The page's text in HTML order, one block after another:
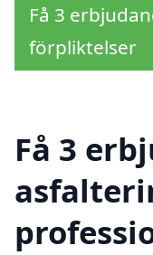
Få 3
förpliktelser
Få 3